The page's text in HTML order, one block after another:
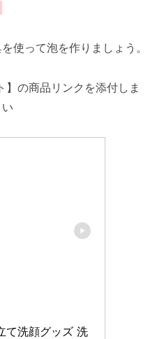
使って泡を作りましょう。
】の商品リンクを添付しま
て洗顔グッズ 洗